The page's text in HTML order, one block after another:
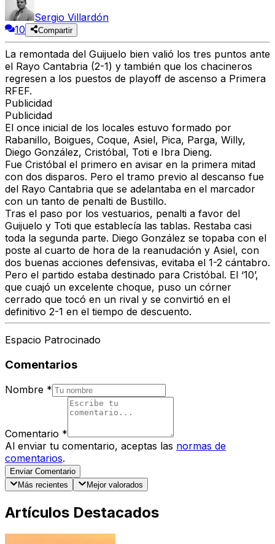
Sergio Villardón
10
Compartir
La remontada del Guijuelo bien valió los tres puntos ante
el Rayo Cantabria (2-1) y también que los chacineros
regresen a los puestos de playoff de ascenso a Primera
RFEF.
Publicidad
Publicidad
El once inicial de los locales estuvo formado por
Rabanillo, Boigues, Coque, Asiel, Pica, Parga, Willy,
Diego González, Cristóbal, Toti e Ibra Dieng.
Fue Cristóbal el primero en avisar en la primera mitad
con dos disparos. Pero el tramo previo al descanso fue
del Rayo Cantabria que se adelantaba en el marcador
con un tanto de penalti de Bustillo.
Tras el paso por los vestuarios, penalti a favor del
Guijuelo y Toti que establecía las tablas. Restaba casi
toda la segunda parte. Diego González se topaba con el
poste al cuarto de hora de la reanudación y Asiel, con
dos buenas acciones defensivas, evitaba el 1-2 cántabro.
Pero el partido estaba destinado para Cristóbal. El ‘10’,
que cuajó un excelente choque, puso un córner
cerrado que tocó en un rival y se convirtió en el
definitivo 2-1 en el tiempo de descuento.
Espacio Patrocinado
Comentarios
Nombre *
Comentario *
Al enviar tu comentario, aceptas las normas de
comentarios.
Enviar Comentario
Más recientes
Mejor valorados
Artículos Destacados